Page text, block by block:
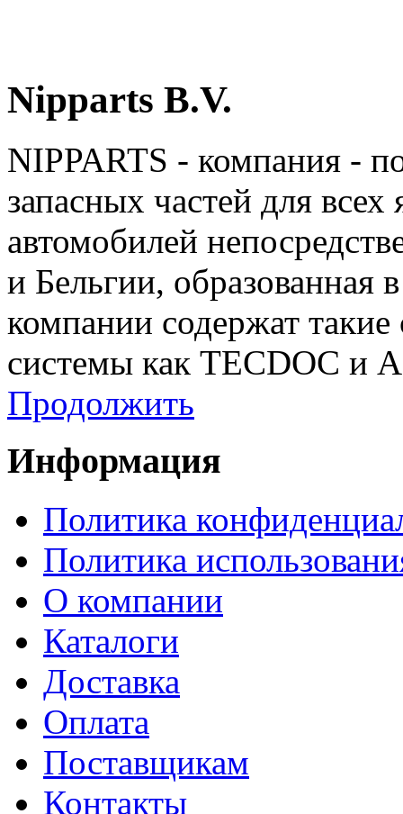
Nipparts B.V.
NIPPARTS - компания -
запасных частей для
автомобилей
и Бельгии,
компании содержат
системы как TECDOC и
Продолжить
Информация
Политика
Политика
О компании
Каталоги
Доставка
Оплата
Поставщикам
Контакты